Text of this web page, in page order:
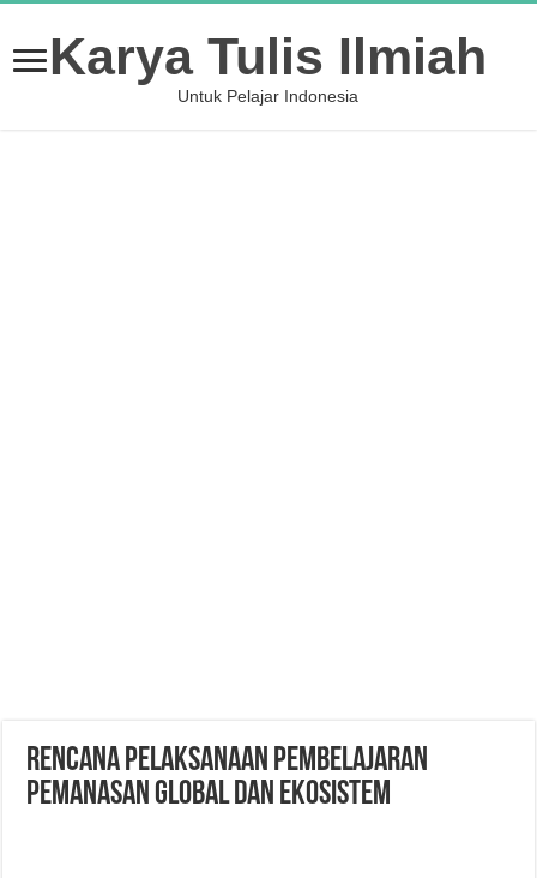
Karya Tulis Ilmiah
Untuk Pelajar Indonesia
RENCANA PELAKSANAAN PEMBELAJARAN
Pemanasan Global dan Ekosistem